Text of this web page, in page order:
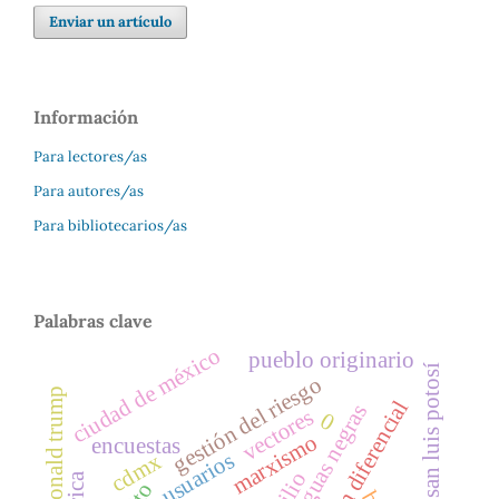
Enviar un artículo
Información
Para lectores/as
Para autores/as
Para bibliotecarios/as
Palabras clave
marxismo
gestión del riesgoaguas negras
usuarios
encuestas
ciudad de méxico
cdmx
pueblo originario
vectores
donald trump 0